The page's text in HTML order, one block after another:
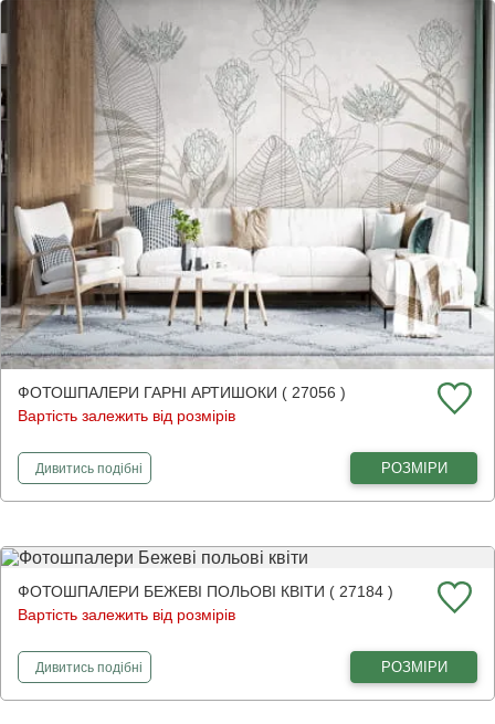
ФОТОШПАЛЕРИ ГАРНІ АРТИШОКИ ( 27056 )
Вартість залежить від розмірів
Дивитисьфотошпалери
подібні РОЗМІРИ
ФОТОШПАЛЕРИ БЕЖЕВІ ПОЛЬОВІ КВІТИ ( 27184 )
Вартість залежить від розмірів
Дивитисьфотошпалери
подібні РОЗМІРИ